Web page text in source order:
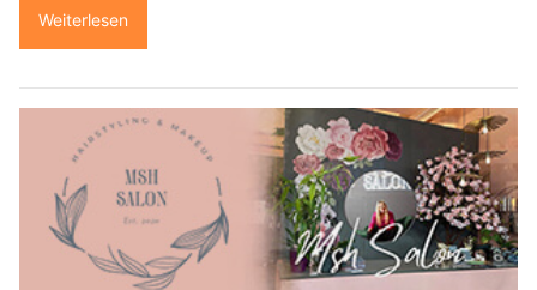
Weiterlesen